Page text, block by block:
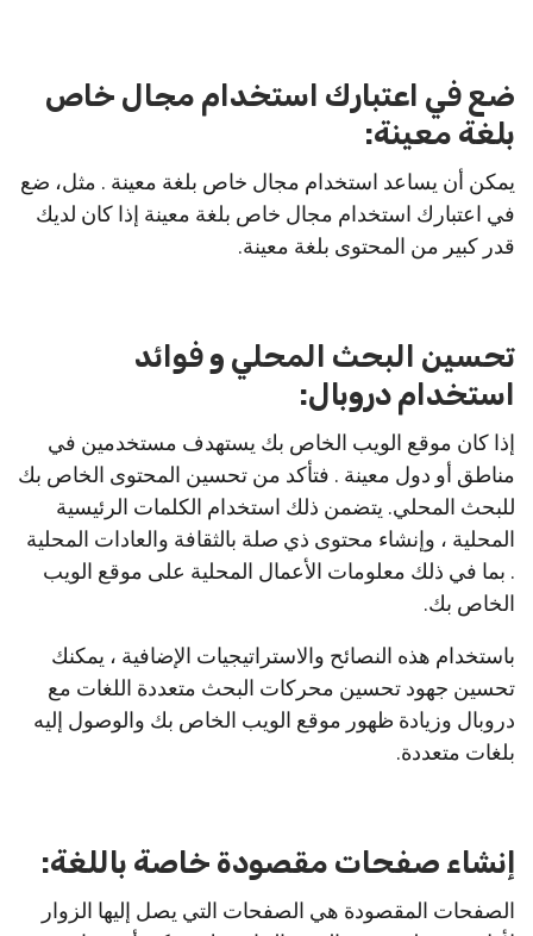
ضع في اعتبارك استخدام مجال خاص
بلغة معينة:
يمكن أن يساعد استخدام مجال خاص بلغة معينة . مثل، ضع
في اعتبارك استخدام مجال خاص بلغة معينة إذا كان لديك
قدر كبير من المحتوى بلغة معينة.
تحسين البحث المحلي و فوائد
استخدام دروبال:
إذا كان موقع الويب الخاص بك يستهدف مستخدمين في
مناطق أو دول معينة . فتأكد من تحسين المحتوى الخاص بك
للبحث المحلي. يتضمن ذلك استخدام الكلمات الرئيسية
المحلية ، وإنشاء محتوى ذي صلة بالثقافة والعادات المحلية
. بما في ذلك معلومات الأعمال المحلية على موقع الويب
الخاص بك.
باستخدام هذه النصائح والاستراتيجيات الإضافية ، يمكنك
تحسين جهود تحسين محركات البحث متعددة اللغات مع
دروبال وزيادة ظهور موقع الويب الخاص بك والوصول إليه
بلغات متعددة.
إنشاء صفحات مقصودة خاصة باللغة:
الصفحات المقصودة هي الصفحات التي يصل إليها الزوار